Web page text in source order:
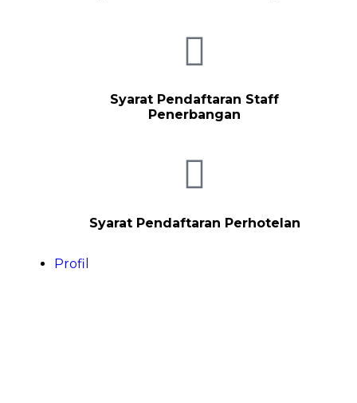
Syarat Pendaftaran Staff
Penerbangan
Syarat Pendaftaran Perhotelan
Profil